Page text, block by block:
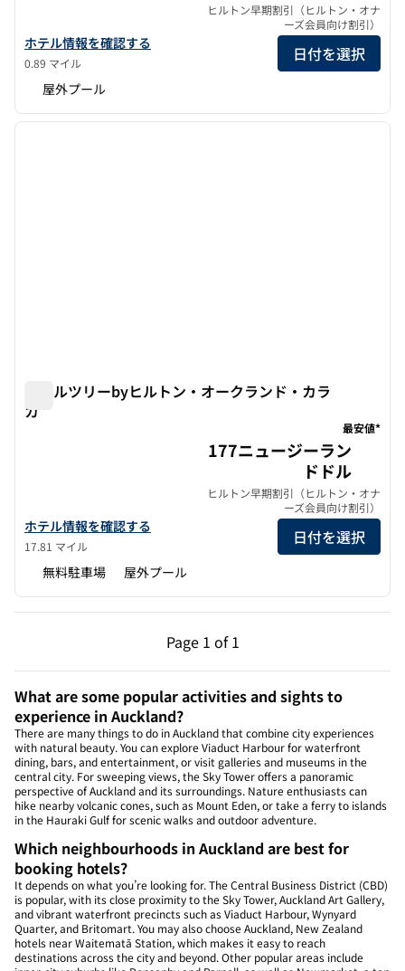
ヒルトン・オークランドの詳細を表示
ホテル情報を確認する
0.89 マイル
ヒルトン早期割引（ヒルトン・オナ
ーズ会員向け割引）
日付を選択
屋外プール
1/12
1/12
次の
ダブルツリーbyヒルトン・オークランド・カラ
カ
ダブルツリーbyヒルトン・オークランド・カラカ
ダブルツリーbyヒルトン・オークランド・カラカの詳細を見る
ホテル情報を確認する
17.81 マイル
最安値*
177ニュージーラン
ドドル
ヒルトン早期割引（ヒルトン・オナ
ーズ会員向け割引）
日付を選択
無料駐車場 屋外プール
Page 1 of 1
前のページ（1/1）
Page 1 of 1
What are some popular activities and sights to
experience in Auckland?
There are many things to do in Auckland that combine city experiences
with natural beauty. You can explore Viaduct Harbour for waterfront
dining, bars, and entertainment, or visit galleries and museums in the
central city. For sweeping views, the Sky Tower offers a panoramic
perspective of Auckland and its surroundings. Nature enthusiasts can
hike nearby volcanic cones, such as Mount Eden, or take a ferry to islands
in the Hauraki Gulf for scenic walks and outdoor adventure.
Which neighbourhoods in Auckland are best for
booking hotels?
It depends on what you’re looking for. The Central Business District (CBD)
is popular, with its close proximity to the Sky Tower, Auckland Art Gallery,
and vibrant waterfront precincts such as Viaduct Harbour, Wynyard
Quarter, and Britomart. You may also choose Auckland, New Zealand
hotels near Waitematā Station, which makes it easy to reach
destinations across the city and beyond. Other popular areas include